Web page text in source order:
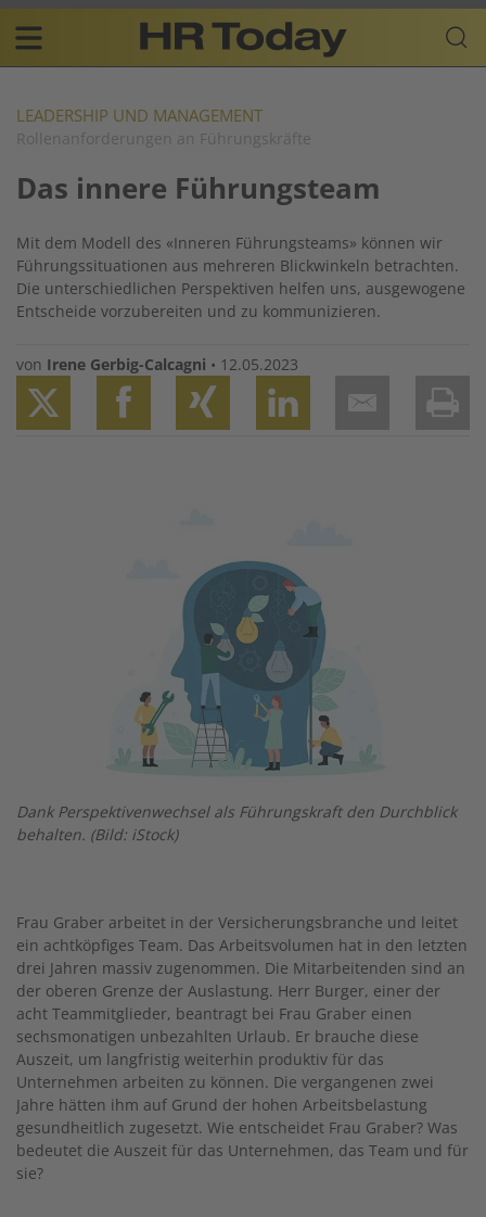
Skip
content
Plattform
für
Resources
navigation
DE
LEADERSHIP UND MANAGEMENT
Rollenanforderungen an Führungskräfte
Das innere Führungsteam
Mit dem Modell des «Inneren Führungsteams» können wir
Führungssituationen aus mehreren Blickwinkeln betrachten.
Die unterschiedlichen Perspektiven helfen uns, ausgewogene
Entscheide vorzubereiten und zu kommunizieren.
von Irene Gerbig-Calcagni • 12.05.2023
Dank Perspektivenwechsel als Führungskraft den Durchblick
behalten. (Bild: iStock)
Frau Graber arbeitet in der Versicherungsbranche und leitet
ein achtköpfiges Team. Das Arbeitsvolumen hat in den letzten
drei Jahren massiv zugenommen. Die Mitarbeitenden sind an
der oberen Grenze der Auslastung. Herr Burger, einer der
acht Teammitglieder, beantragt bei Frau Graber einen
sechsmonatigen unbezahlten Urlaub. Er brauche diese
Auszeit, um langfristig weiterhin produktiv für das
Unternehmen arbeiten zu können. Die vergangenen zwei
Jahre hätten ihm auf Grund der hohen Arbeitsbelastung
gesundheitlich zugesetzt. Wie entscheidet Frau Graber? Was
bedeutet die Auszeit für das Unternehmen, das Team und für
sie?